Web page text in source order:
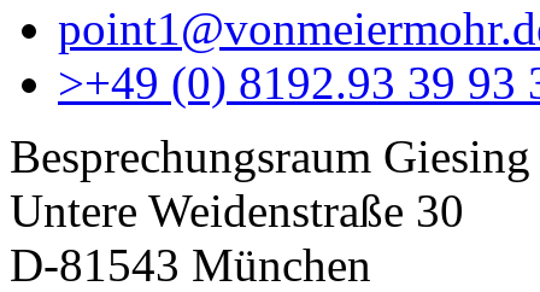
>+49 (0) 8192.93 39 93
Besprechungsraum Giesing
Untere Weidenstraße 30
D-81543 München